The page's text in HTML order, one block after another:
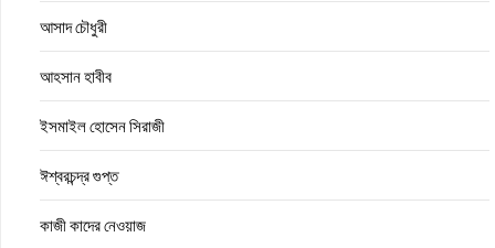
আসাদ চৌধুরী
আহসান হাবীব
ইসমাইল হোসেন সিরাজী
ঈশ্বরচন্দ্র গুপ্ত
কাজী কাদের নেওয়াজ